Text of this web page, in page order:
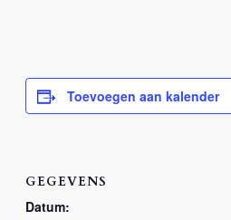
Toevoegen aan kalender
GEGEVENS
Datum: